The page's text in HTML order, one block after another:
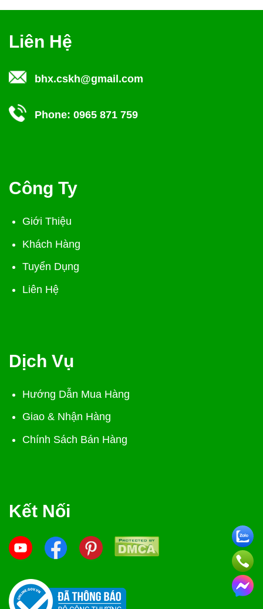
Liên Hệ
bhx.cskh@gmail.com
Phone: 0965 871 759
Công Ty
Giới Thiệu
Khách Hàng
Tuyển Dụng
Liên Hệ
Dịch Vụ
Hướng Dẫn Mua Hàng
Giao & Nhận Hàng
Chính Sách Bán Hàng
Kết Nối